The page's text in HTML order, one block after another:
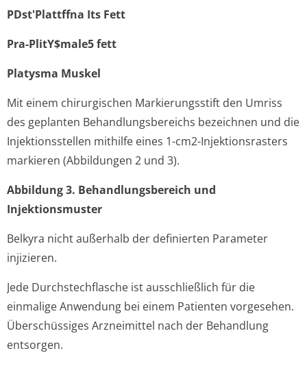
PDst'Plattffna Its Fett
Pra-PlitY$male5 fett
Platysma Muskel
Mit einem chirurgischen Markierungsstift den Umriss
des geplanten Behandlungsbereichs bezeichnen und die
Injektionsstellen mithilfe eines 1-cm2-Injektionsrasters
markieren (Abbildungen 2 und 3).
Abbildung 3. Behandlungsbe­reich und
Injektionsmuster
Belkyra nicht außerhalb der definierten Parameter
injizieren.
Jede Durchstechflasche ist ausschließlich für die
einmalige Anwendung bei einem Patienten vorgesehen.
Überschüssiges Arzneimittel nach der Behandlung
entsorgen.